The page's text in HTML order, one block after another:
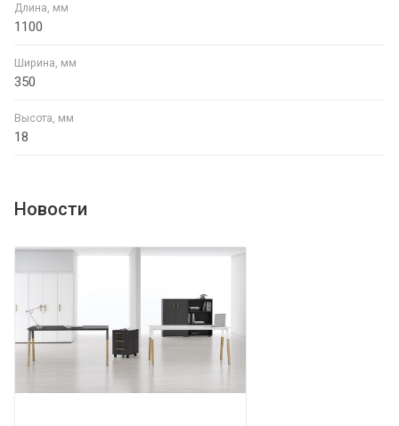
Длина, мм
1100
Ширина, мм
350
Высота, мм
18
Новости